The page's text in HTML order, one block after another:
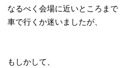
なるべく会場に近いところまで
車で行くか迷いましたが、
もしかして、